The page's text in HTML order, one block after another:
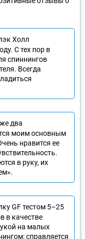
Холл
С тех пор в
спиннингов
Всегда
два
моим основным
нравится ее
в руку, их
GF тестом 5–25
в качестве
на малых
справляется